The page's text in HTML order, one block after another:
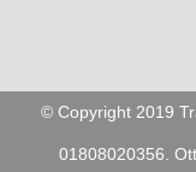
© Copyright 2019
01808020356.